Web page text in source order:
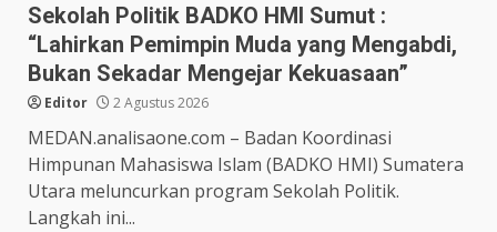
Sekolah Politik BADKO HMI Sumut :
“Lahirkan Pemimpin Muda yang Mengabdi,
Bukan Sekadar Mengejar Kekuasaan”
Editor 2 Agustus 2026
MEDAN.analisaone.com – Badan Koordinasi
Himpunan Mahasiswa Islam (BADKO HMI) Sumatera
Utara meluncurkan program Sekolah Politik.
Langkah ini...